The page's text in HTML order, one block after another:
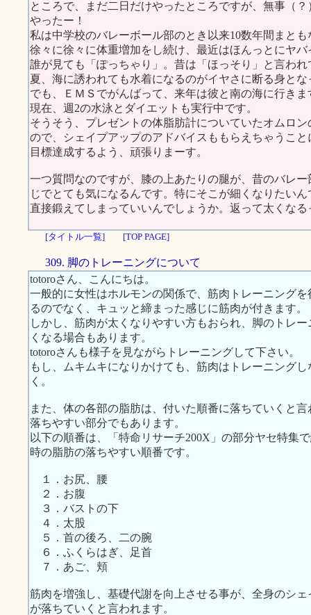
ところで、まだ二日だけやったところですが、無事（
やったー！
私は中学校のバレーボール部のとき以来10数年間まと
徐々に徐々に体重増加をし続け、最近はほんっとにヤ
誰が見ても「ぽっちゃり」。昔は「ほっそり」と言わ
夏、海に誘われても水着になるのがイヤさに断る身と
でも、ＥＭＳでがんばって、来年は彼と南の海に行きま
現在、週2の水泳とダイエットも実行中です。
そうそう、プレゼントの体脂肪計についていたオムロ
ので、シェイプアップのアドバイスももらえちゃうこ
目標達成するよう、頑張りまーす。
一つ質問なのですが、膝の上あたりの腿が、昔のバレ
じでとても気になるんです。特にそこが細くなりたい
直接鍛えてしまっていいんでしょうか。返って太くな
[タイトル一覧] [TOP PAGE]
309. 脚のトレーニングについて
totoroさん、こんにちは。
一般的に女性はホルモンの関係で、筋肉トレーニング
るのでなく、キュッと締まった感じに筋肉が付きます。
しかし、筋肉が太くなりやすい方もおられ、脚のトレ
くなる場合もあります。
totoroさんも様子を見ながらトレーニングして下さい。
もし、ムキムキになりかけても、筋肉はトレーニング
く。
また、体の各部の脂肪は、付いた順番に落ちていくと
落ちやすい部分でもあります。
以下の順番は、「特命リサーチ200X」の部分ヤセ特集
時の脂肪の落ちやすい順番です。
１．お尻、腰
２．お腹
３．バストの下
４．太股
５．首の後ろ、二の腕
６．ふくらはぎ、足首
７．あご、頬
筋肉を増強し、基礎代謝を向上させる事が、全身のシ
が落ちていくと言われます。